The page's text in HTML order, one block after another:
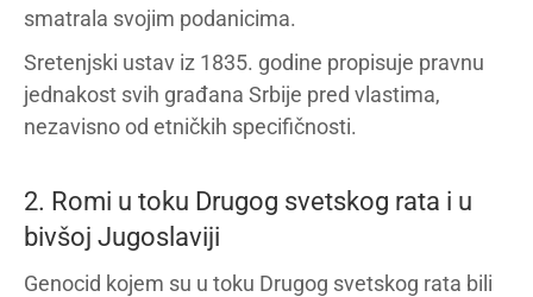
smatrala svojim podanicima.
Sretenjski ustav iz 1835. godine propisuje pravnu
jednakost svih građana Srbije pred vlastima,
nezavisno od etničkih specifičnosti.
2. Romi u toku Drugog svetskog rata i u
bivšoj Jugoslaviji
Genocid kojem su u toku Drugog svetskog rata bili